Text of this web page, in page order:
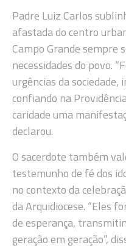
Padre Luiz Carlos
afastada do centro
Campo Grande sempre
necessidades do povo.
urgências da sociedade,
confiando na
caridade uma
declarou.
O sacerdote também
testemunho de fé dos
no contexto da
da Arquidiocese. “Eles
de esperança,
geração em geração”,